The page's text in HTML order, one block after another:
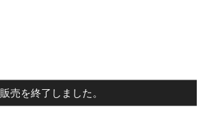
販売を終了しました。